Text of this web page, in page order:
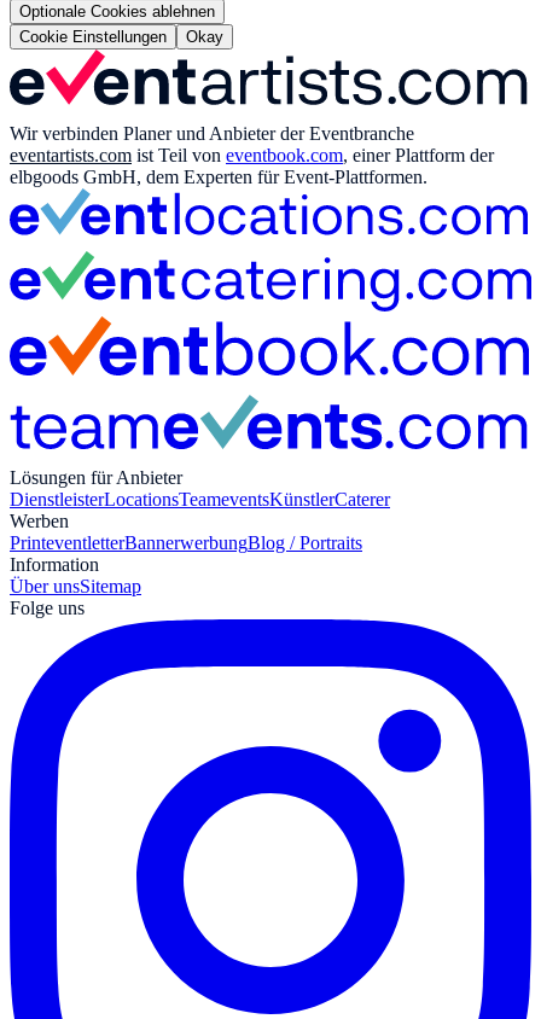
Optionale Cookies ablehnen
Cookie Einstellungen
Okay
Wir verbinden Planer und Anbieter der Eventbranche
eventartists.com ist Teil von eventbook.com, einer Plattform der
elbgoods GmbH, dem Experten für Event-Plattformen.
Lösungen für Anbieter
DienstleisterLocationsTeameventsKünstlerCaterer
Werben
PrinteventletterBannerwerbungBlog / Portraits
Information
Über unsSitemap
Folge uns